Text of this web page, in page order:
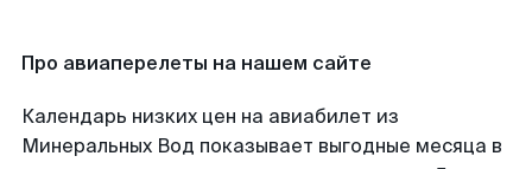
Про авиаперелеты на нашем сайте
Календарь низких цен на авиабилет из
Минеральных Вод показывает выгодные месяца в